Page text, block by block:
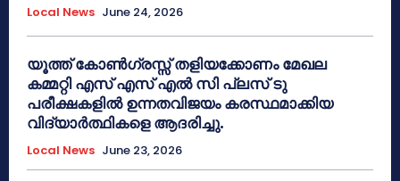
Local News June 24, 2026
യൂത്ത് കോൺഗ്രസ്സ് തളിയക്കോണം മേഖല
കമ്മറ്റി എസ് എസ് എൽ സി പ്ലസ് ടു
പരീക്ഷകളിൽ ഉന്നതവിജയം കരസ്ഥമാക്കിയ
വിദ്യാർത്ഥികളെ ആദരിച്ചു.
Local News June 23, 2026